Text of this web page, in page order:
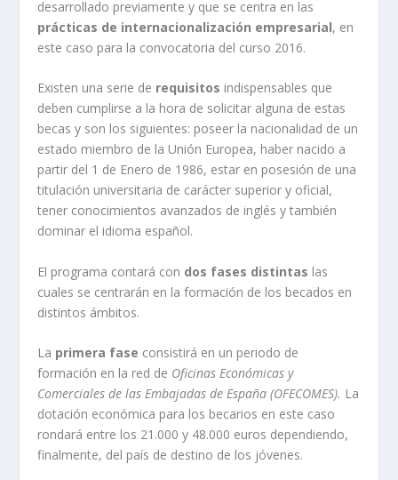
desarrollado previamente y que se centra en las
prácticas de internacionalización empresarial, en
este caso para la convocatoria del curso 2016.
Existen una serie de requisitos indispensables que
deben cumplirse a la hora de solicitar alguna de estas
becas y son los siguientes: poseer la nacionalidad de un
estado miembro de la Unión Europea, haber nacido a
partir del 1 de Enero de 1986, estar en posesión de una
titulación universitaria de carácter superior y oficial,
tener conocimientos avanzados de inglés y también
dominar el idioma español.
El programa contará con dos fases distintas las
cuales se centrarán en la formación de los becados en
distintos ámbitos.
La primera fase consistirá en un periodo de
formación en la red de Oficinas Económicas y
Comerciales de las Embajadas de España (OFECOMES). La
dotación económica para los becarios en este caso
rondará entre los 21.000 y 48.000 euros dependiendo,
finalmente, del país de destino de los jóvenes.